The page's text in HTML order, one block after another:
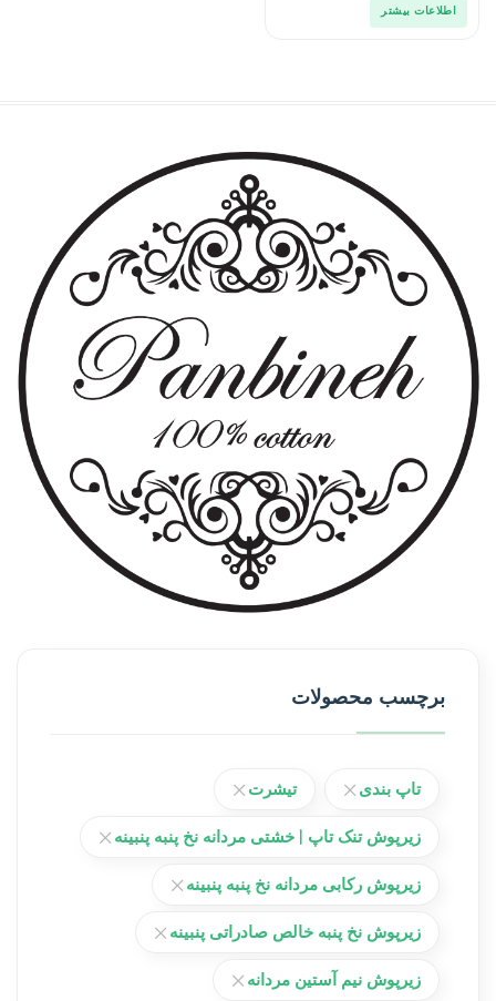
اطلاعات بیشتر
برچسب محصولات
تاپ بندی تیشرت
زیرپوش تنک تاپ | خشتی مردانه نخ پنبه پنبینه
زیرپوش رکابی مردانه نخ پنبه پنبینه
زیرپوش نخ پنبه خالص صادراتی پنبینه
زیرپوش نیم آستین مردانه